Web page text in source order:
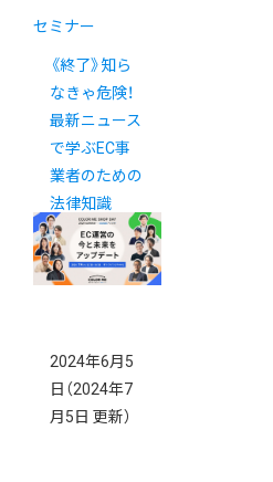
セミナー
《終了》知ら
なきゃ危険！
最新ニュース
で学ぶEC事
業者のための
法律知識
2024年6月5
日 （2024年7
月5日 更新）